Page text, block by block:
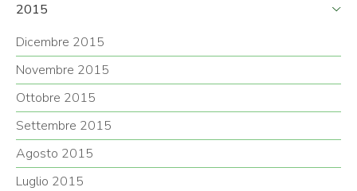
2015
Dicembre 2015
Novembre 2015
Ottobre 2015
Settembre 2015
Agosto 2015
Luglio 2015